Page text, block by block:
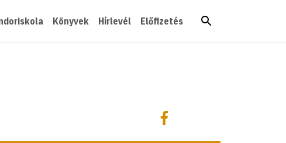
Könyvek Hírlevél Előfizetés
Megosztás
Megosztás Facebookon